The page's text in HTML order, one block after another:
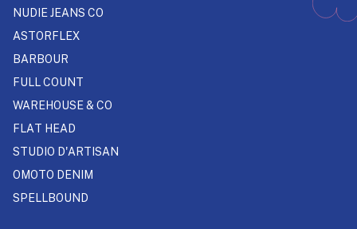
NUDIE JEANS CO
ASTORFLEX
BARBOUR
FULL COUNT
WAREHOUSE & CO
FLAT HEAD
STUDIO D'ARTISAN
OMOTO DENIM
SPELLBOUND